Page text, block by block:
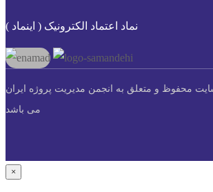
نماد اعتماد الکترونیک ( اینماد )
محفوظ و متعلق به انجمن مدیریت پروژه ایران
می باشد
×